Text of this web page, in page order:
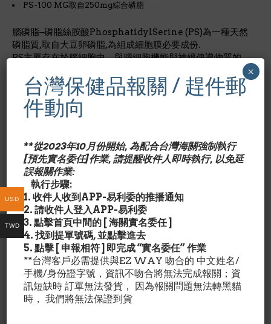
PS-100 MG取自250mg綜合磷脂
腦磷脂–磷脂絲胺酸PhosphatidylSerine (PS)為一種天然
磷脂質,取自大豆卵磷脂,為組成細胞膜必要成份.
PS主要存在於腦細胞中，與腦細胞機能與神經傳導物質的
在. PS含量的多寡與腦部機能、肌肉代謝、免疫系統作用的
調節具有關連性. PS具促進細胞間溝通以提昇腦力,改善因年
齡增長造成的智力退化.對於注意力的集中學習、記憶回復、
回憶能力，因個人體質因素之不同，可得到不同程度之改
此外PS具防衛身體壓力荷爾蒙cortisol的異常變化.
PS和所有其他的營養品及藥物具有相容性，可同時補充維
他命及抗氧化劑*使用專利Cogni-PS
*美國有機健康食品店品牌.
*在人體內，膽鹼是合成乙醯膽鹼的前體…..見原文.
*僅供參考文章:強化記憶力的新希望
成份含量/Nutrition Facts:每1膠囊含量:磷脂絲胺酸
PhosphatidylSerine (PS) 100mg磷脂膽鹼
PhosphatidylCholine (PC) 60 mg
台灣保健品報關 / 趕件郵
件動向
**從2023年10月份開始, 為配合台灣海關強制執行
[預先實名委任]作業, 請提醒收件人即時執行, 以免延
誤報關作業:
執行步驟:
1. 收件人收到APP-易利委的推播通知
2. 請收件人登入APP-易利委
3. 點擊首頁中間的 [ 海關實名委任 ]
4. 找到提單號碼, 並點擊進去
5. 點擊 [ 申報相符 ] 即完成 “實名委任” 作業
**台灣客戶必需提供與EZ WAY 吻合的 中文姓名/
手機/身份證字號，資訊不吻合將無法完成報關；資
訊短缺時 訂單無法發貨， 因為報關問題無法轉黑貓
時， 我們將無法保證到貨
×
USD
TWD